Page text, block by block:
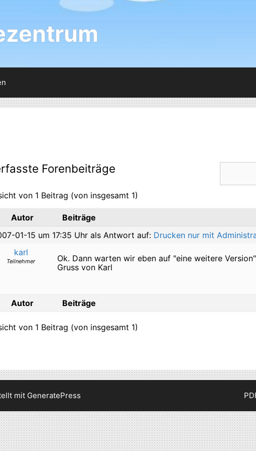
Forenbeiträge
von 1 Beitrag (von insgesamt 1)
Autor
Beiträge
01-15 um 17:35 Uhr als Antwort auf: Drucken nur mit
karl
Teilnehmer
Ok. Dann warten wir eben auf "eine weitere
Gruss von Karl
Autor Beiträge
von 1 Beitrag (von insgesamt 1)
mit GeneratePress